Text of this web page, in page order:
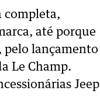
completa,
até porque
pelo lançamento
Le Champ.
Jeep